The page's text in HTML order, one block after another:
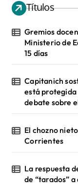
Títulos
Gremios
Ministerio de
15 días
Capitanich
está protegida
debate sobre
El chozno
Corrientes
La respuesta
de “tarados”